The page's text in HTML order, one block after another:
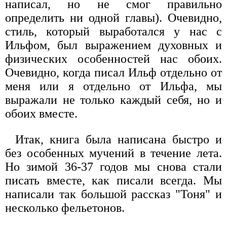
написал, но не смог правильно
определить ни одной главы). Очевидно,
стиль, который выработался у нас с
Ильфом, был выражением духовных и
физических особенностей нас обоих.
Очевидно, когда писал Ильф отдельно от
меня или я отдельно от Ильфа, мы
выражали не только каждый себя, но и
обоих вместе.
Итак, книга была написана быстро и
без особенных мучений в течение лета.
Но зимой 36-37 годов мы снова стали
писать вместе, как писали всегда. Мы
написали так большой рассказ "Тоня" и
несколько фельетонов.